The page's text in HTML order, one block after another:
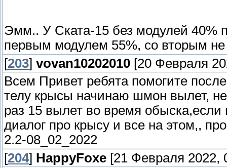
Эмм.. У Ската-15 без модулей 40%
первым модулем 55%, со вторым
[203] vovan10202010 [20 Февраля
Всем Привет ребята помогите
телу крысы начинаю шмон вылет,
раз 15 вылет во время
диалог про крысу и все на этом,,
2.2-08_02_2022
[204] HappyFoxe [21 Февраля 2022,